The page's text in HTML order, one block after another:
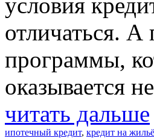
отличаться. А
программы,
оказывается
читать дальше
ипотечный кредит, кредит на жильё